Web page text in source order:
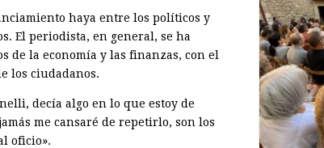
haya entre los políticos y
El periodista, en general, se ha
de la economía y las finanzas, con el
los ciudadanos.
decía algo en lo que estoy de
me cansaré de repetirlo, son los
oficio».